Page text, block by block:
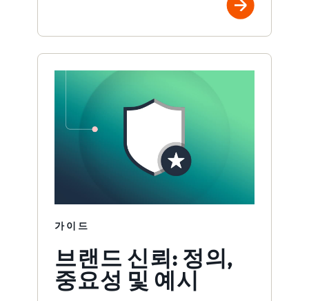
가이드
브랜드 신뢰: 정의,
중요성 및 예시